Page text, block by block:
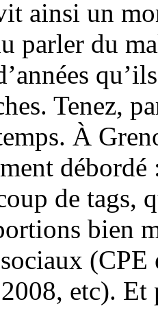
ainsi un
parler du
Tenez,
À
de tags,
bien
etc).